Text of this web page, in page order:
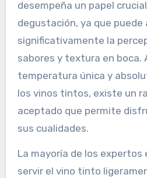
desempeña un papel
degustación, ya que
significativamente la
sabores y textura en boca.
temperatura única y
los vinos tintos, existe un
aceptado que permite
sus cualidades.
La mayoría de los expertos
servir el vino tinto